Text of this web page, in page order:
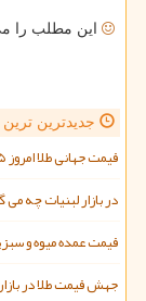
این مطلب را
جدیدترین
قیمت جهانی طلا امروز ۱۵ مرداد هر اونس به ۴۲۶۵ دلار و ۲۲ سنت رسید
در بازار لبنیات چه
قیمت عمده میوه و
جهش قیمت طلا در